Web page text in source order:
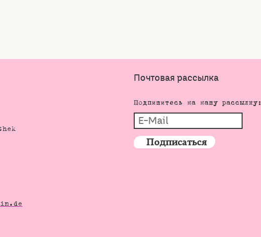
Почтовая рассылка
Подпишитесь на нашу рассылку: